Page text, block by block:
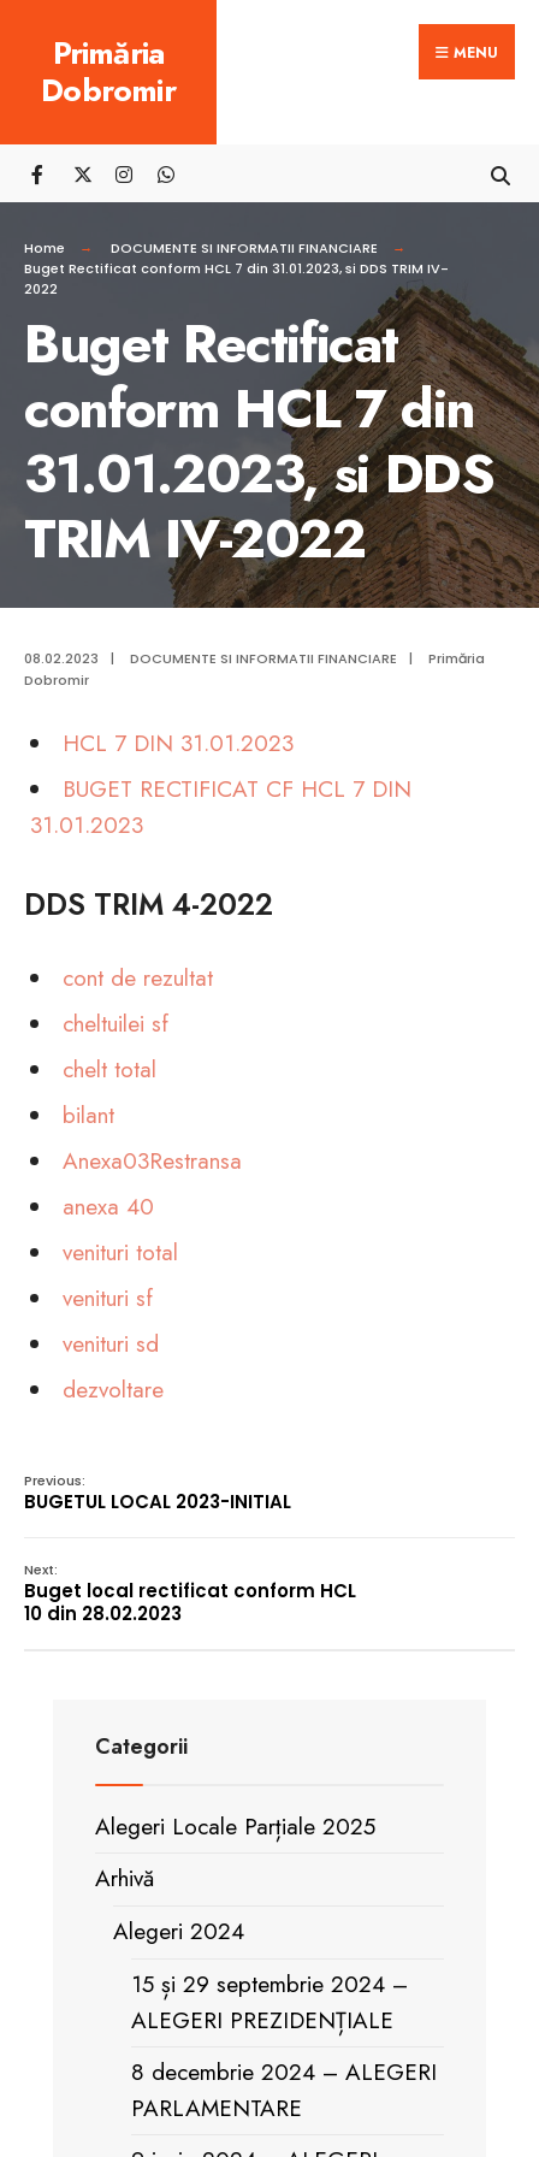
content
Primăria
Dobromir
MENU
Home
DOCUMENTE SI INFORMATII FINANCIARE
Buget Rectificat conform HCL 7 din 31.01.2023, si DDS TRIM IV-
2022
Buget Rectificat
conform HCL 7 din
31.01.2023, si DDS
TRIM IV-2022
08.02.2023 | DOCUMENTE SI INFORMATII FINANCIARE |
Primăria
Dobromir
HCL 7 DIN 31.01.2023
BUGET RECTIFICAT CF HCL 7 DIN
31.01.2023
DDS TRIM 4-2022
cont de rezultat
cheltuilei sf
chelt total
bilant
Anexa03Restransa
anexa 40
venituri total
venituri sf
venituri sd
dezvoltare
Previous:
BUGETUL LOCAL 2023-INITIAL
Next:
Buget local rectificat conform HCL
10 din 28.02.2023
Categorii
Alegeri Locale Parțiale 2025
Arhivă
Alegeri 2024
15 și 29 septembrie 2024 –
ALEGERI PREZIDENȚIALE
8 decembrie 2024 – ALEGERI
PARLAMENTARE
for: